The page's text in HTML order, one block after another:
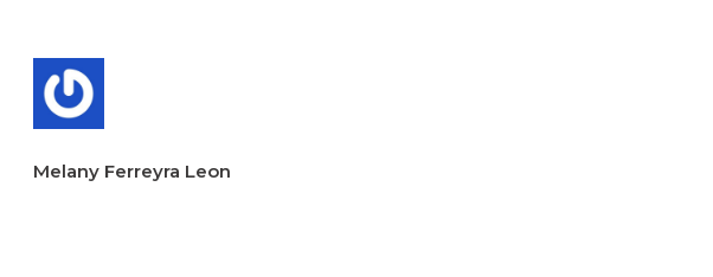
Melany Ferreyra Leon